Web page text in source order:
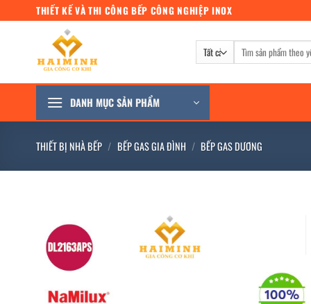
qua
THIẾT KẾ VÀ THI CÔNG BẾP CÔNG NGHIỆP INOX
Tìm
kiếm:
DANH MỤC SẢN PHẨM
THIẾT BỊ NHÀ BẾP / BẾP GAS GIA ĐÌNH / BẾP GAS DƯƠNG